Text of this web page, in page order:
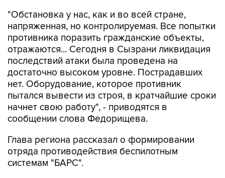
"Обстановка у нас, как и во всей стране,
напряженная, но контролируемая. Все попытки
противника поразить гражданские объекты,
отражаются... Сегодня в Сызрани ликвидация
последствий атаки была проведена на
достаточно высоком уровне. Пострадавших
нет. Оборудование, которое противник
пытался вывести из строя, в кратчайшие сроки
начнет свою работу", - приводятся в
сообщении слова Федорищева.
Глава региона рассказал о формировании
отряда противодействия беспилотным
системам "БАРС".